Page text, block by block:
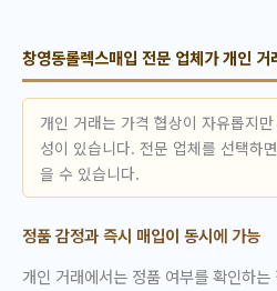
창영동롤렉스매입 전문 업체가 개인 거
개인 거래는 가격 협상이 자유롭지
성이 있습니다. 전문 업체를 선택하
을 수 있습니다.
정품 감정과 즉시 매입이 동시에 가능
개인 거래에서는 정품 여부를 확인하